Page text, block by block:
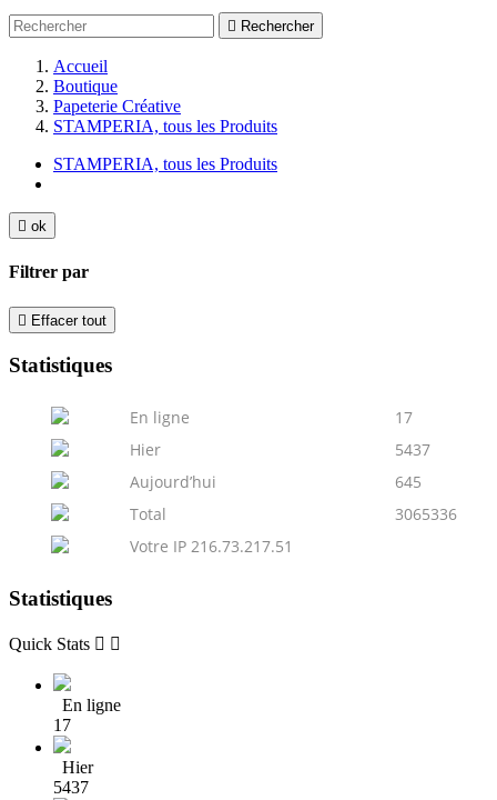
 Rechercher
Accueil
Boutique
Papeterie Créative
STAMPERIA, tous les Produits
STAMPERIA, tous les Produits
 ok
Filtrer par
 Effacer tout
Statistiques
En ligne
17
Hier
5437
Aujourd’hui
645
Total
3065336
Votre IP 216.73.217.51
Statistiques
Quick Stats  
En ligne
17
Hier
5437